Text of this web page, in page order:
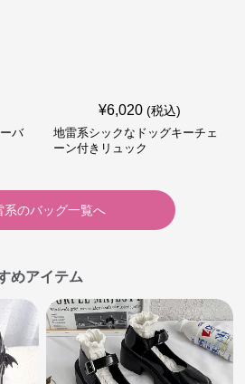
バ
¥6,020 (税込)
地雷系シックなドッグキーチェ
ーン付きリュック
系のバッグ一覧へ
めアイテム